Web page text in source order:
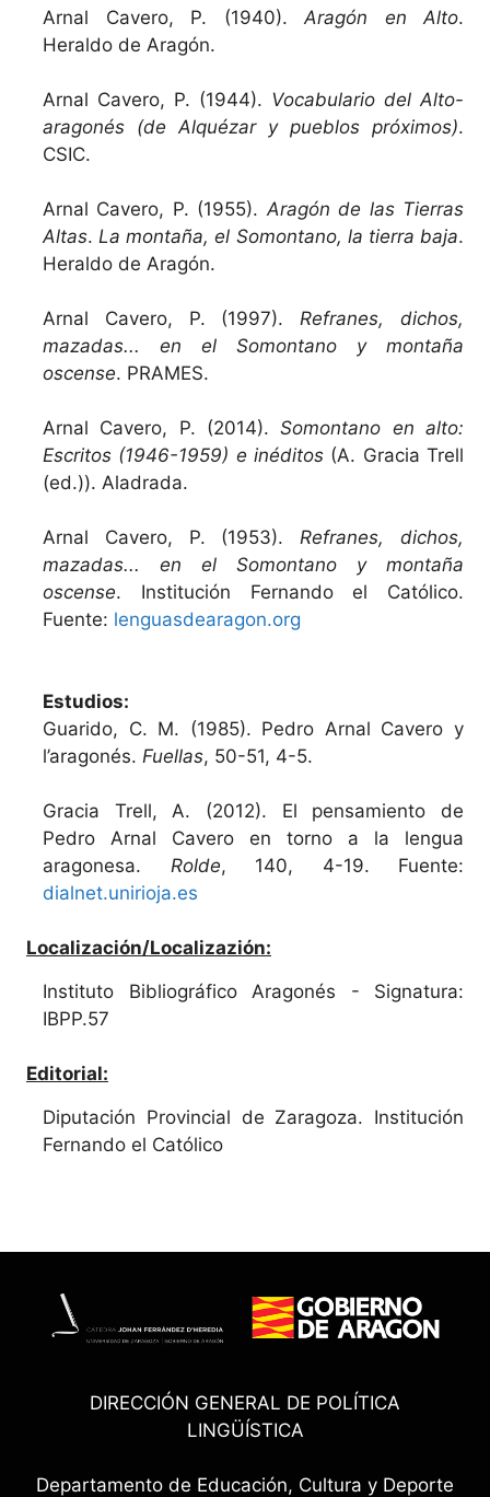
Arnal Cavero, P. (1940). Aragón en Alto.
Heraldo de Aragón.
Arnal Cavero, P. (1944). Vocabulario del Alto-
aragonés (de Alquézar y pueblos próximos).
CSIC.
Arnal Cavero, P. (1955). Aragón de las Tierras
Altas. La montaña, el Somontano, la tierra baja.
Heraldo de Aragón.
Arnal Cavero, P. (1997). Refranes, dichos,
mazadas... en el Somontano y montaña
oscense. PRAMES.
Arnal Cavero, P. (2014).Somontano en alto:
Escritos (1946-1959) e inéditos (A. Gracia Trell
(ed.)). Aladrada.
Arnal Cavero, P. (1953). Refranes, dichos,
mazadas... en el Somontano y montaña
oscense. Institución Fernando el Católico.
Fuente: lenguasdearagon.org
Estudios:
Guarido, C. M. (1985). Pedro Arnal Cavero y
l’aragonés. Fuellas, 50-51, 4-5.
Gracia Trell, A. (2012). El pensamiento de
Pedro Arnal Cavero en torno a la lengua
aragonesa. Rolde, 140, 4-19. Fuente:
dialnet.unirioja.es
Localización/Localizazión:
Instituto Bibliográfico Aragonés - Signatura:
IBPP.57
Editorial:
Diputación Provincial de Zaragoza. Institución
Fernando el Católico
DIRECCIÓN GENERAL DE POLÍTICA
LINGÜÍSTICA
Departamento de Educación, Cultura y Deporte